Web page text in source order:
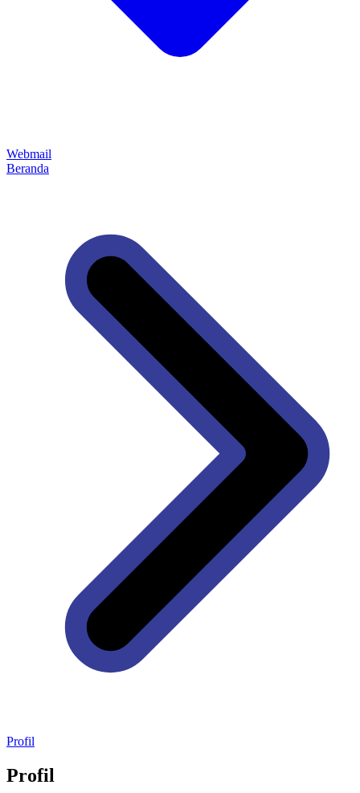
Webmail
Beranda
Profil
Profil